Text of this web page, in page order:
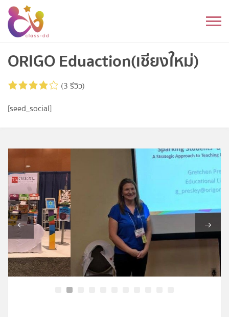
Skip
content
อนุบาล
ประถม
มัธยมต้น
อุดมศึกษา
ดนตรี
อื่นๆ
โปรไฟล์
ข่าวสาร
ORIGO Eduaction (เชียงใหม่)
(3 รีวิว)
[seed_social]